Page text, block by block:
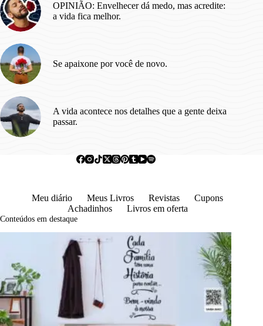
OPINIÃO: Envelhecer dá medo, mas acredite:
a vida fica melhor.
Se apaixone por você de novo.
A vida acontece nos detalhes que a gente deixa
passar.
Meu diário Meus Livros Revistas
Cupons
Achadinhos
Livros em oferta
Conteúdos em destaque